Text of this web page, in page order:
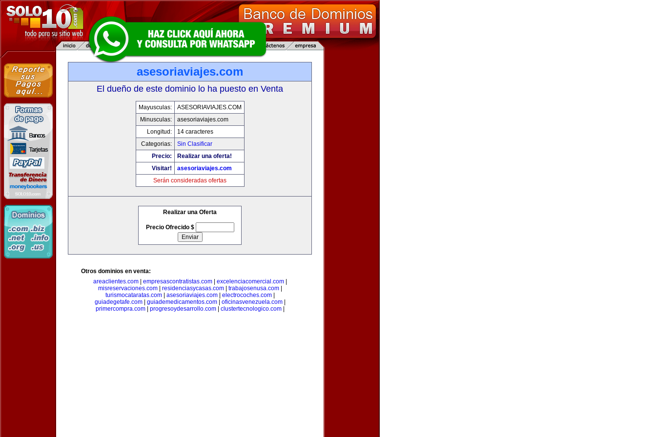
asesoriaviajes.com
El dueño de este dominio lo ha puesto en Venta
Mayusculas:
ASESORIAVIAJES.COM
Minusculas:
asesoriaviajes.com
Longitud:
14 caracteres
Categorias:
Sin Clasificar
Precio:
Realizar una oferta!
Visitar!
asesoriaviajes.com
Serán consideradas ofertas
Realizar una Oferta
Precio Ofrecido $
Otros dominios en venta:
areaclientes.com| empresascontratistas.com| excelenciacomercial.com|
misreservaciones.com| residenciasycasas.com| trabajosenusa.com|
turismocataratas.com| asesoriaviajes.com| electrocoches.com|
guiadegetafe.com| guiademedicamentos.com| oficinasvenezuela.com|
primercompra.com| progresoydesarrollo.com| clustertecnologico.com|